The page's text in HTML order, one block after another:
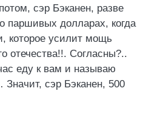
сэр Бэканен, разве
паршивых долларах, когда
которое усилит мощь
отечества!!. Согласны?..
еду к вам и называю
сэр Бэканен, 500